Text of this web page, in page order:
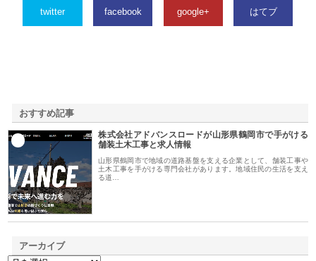
twitter facebook google+ はてブ
おすすめ記事
株式会社アドバンスロードが山形県鶴岡市で手がける
舗装土木工事と求人情報
山形県鶴岡市で地域の道路基盤を支える企業として、舗装工事や
土木工事を手がける専門会社があります。地域住民の生活を支え
る道…
アーカイブ